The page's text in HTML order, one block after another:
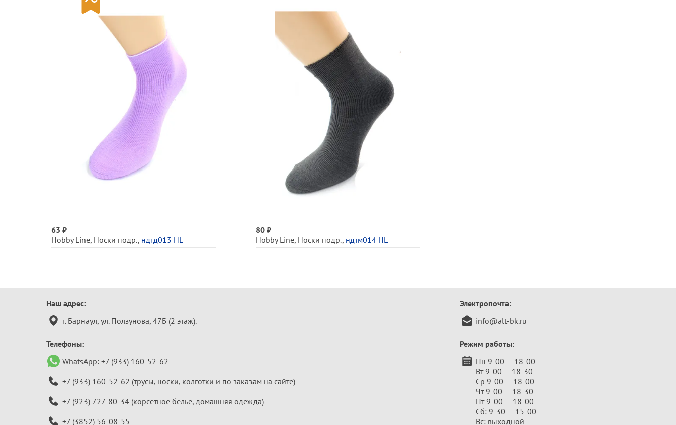
63 ₽
Hobby Line, Носки подр., ндтд013 HL
80 ₽
Hobby Line, Носки подр., ндтм014 HL
Контактная
информация
Наш адрес:
г. Барнаул, ул. Ползунова, 47Б (2 этаж).
Телефоны:
WhatsApp: +7 (933) 160-52-62
+7 (933) 160-52-62 (трусы, носки, колготки и по заказам на сайте)
+7 (923) 727-80-34 (корсетное белье, домашняя одежда)
+7 (3852) 56-08-55
Электропочта:
info@alt-bk.ru
Режим работы:
Пн 9-00 — 18-00
Вт 9-00 — 18-30
Ср 9-00 — 18-00
Чт 9-00 — 18-30
Пт 9-00 — 18-00
Сб: 9-30 — 15-00
Вс: выходной